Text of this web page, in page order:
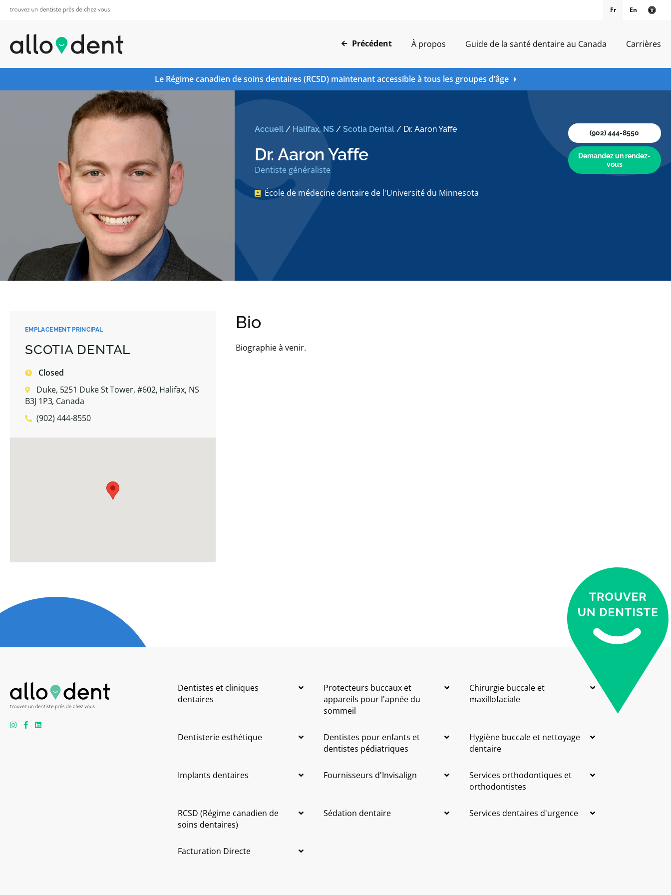
Fr En
Précédent À propos Guide de la santé dentaire au Canada Carrières
Le Régime canadien de soins dentaires (RCSD) maintenant accessible à tous les groupes d’âge
Accueil/ Halifax, NS/ Scotia Dental/ Dr. Aaron Yaffe
Dr. Aaron Yaffe
Dentiste généraliste
École de médecine dentaire de l'Université du Minnesota
(902) 444-8550
Demandez un rendez-
vous
EMPLACEMENT PRINCIPAL
SCOTIA DENTAL
Closed
Duke, 5251 Duke St Tower, #602, Halifax, NS
B3J 1P3, Canada
(902) 444-8550
Bio
Biographie à venir.
Dentistes et cliniques
dentaires
Protecteurs buccaux et
appareils pour l'apnée du
sommeil
Chirurgie buccale et
maxillofaciale
Dentisterie esthétique
Dentistes pour enfants et
dentistes pédiatriques
Hygiène buccale et nettoyage
dentaire
Implants dentaires Fournisseurs d'Invisalign
Services orthodontiques et
orthodontistes
RCSD (Régime canadien de
soins dentaires)
Sédation dentaire Services dentaires d'urgence
Facturation Directe